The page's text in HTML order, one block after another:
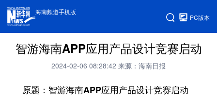
海南频道手机版
PC版本
智游海南APP应用产品设计竞赛启动
2024-02-06 08:28:42 来源：海南日报
原题：智游海南APP应用产品设计竞赛启动